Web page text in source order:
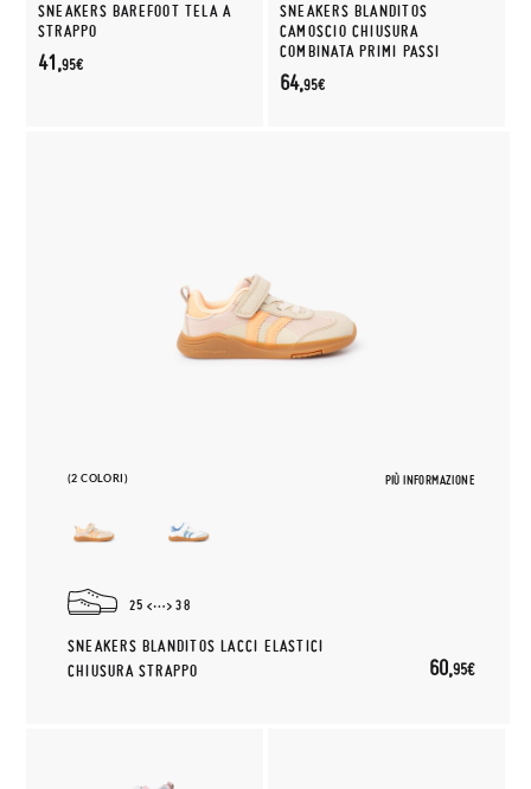
SNEAKERS BAREFOOT TELA A
STRAPPO
41,95€
SNEAKERS BLANDITOS
CAMOSCIO CHIUSURA
COMBINATA PRIMI PASSI
64,95€
(2 COLORI) PIÙ INFORMAZIONE
25 38
SNEAKERS BLANDITOS LACCI ELASTICI
CHIUSURA STRAPPO
60,95€